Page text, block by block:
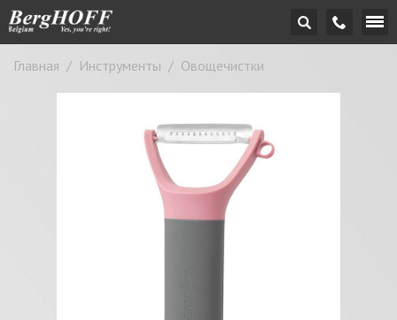
Главная / Инструменты / Овощечистки